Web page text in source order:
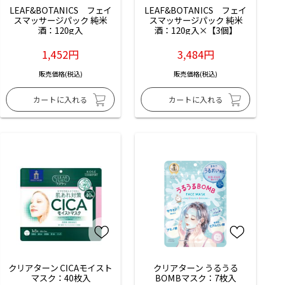
LEAF&BOTANICS　フェイ
スマッサージパック 純米
酒：120g入
1,452円
販売価格(税込)
LEAF&BOTANICS　フェイ
スマッサージパック 純米
酒：120g入×【3個】
3,484円
販売価格(税込)
クリアターン CICAモイスト
マスク：40枚入
クリアターン うるうる
BOMBマスク：7枚入